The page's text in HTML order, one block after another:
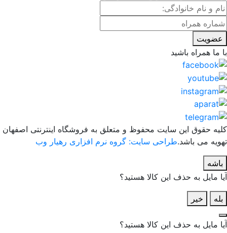
عضویت
با ما همراه باشید
کلیه حقوق این سایت محفوظ و متعلق به فروشگاه اینترنتی اصفهان
تهویه می باشد.طراحی سایت: گروه نرم افزاری رهیار وب
باشه
آیا مایل به حذف این کالا هستید؟
بله خیر
آیا مایل به حذف این کالا هستید؟